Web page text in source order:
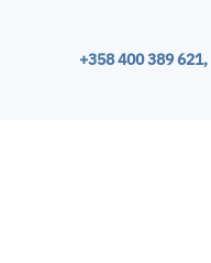
Skip+358 400 389 621,